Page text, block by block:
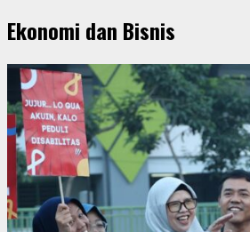
about
GPIAI
Filadelfia
Menggebrak
dengan
Pujian:
Kenaikan
Yesus
yang
Maha
Agung!
Ekonomi dan Bisnis